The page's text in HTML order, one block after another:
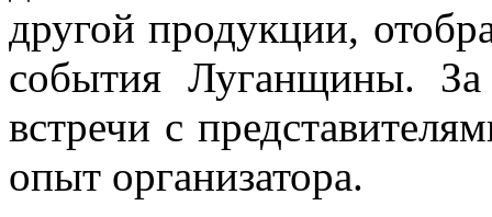
другой продукции,
события Луганщины.
встречи с
опыт организатора.